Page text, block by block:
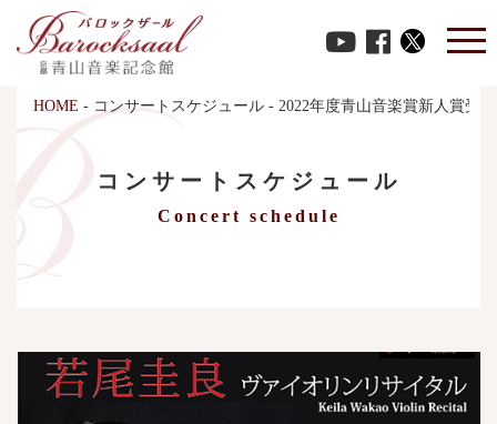
HOME - コンサートスケジュール - 2022年度青山音楽賞新人賞受
コンサートスケジュール
Concert schedule